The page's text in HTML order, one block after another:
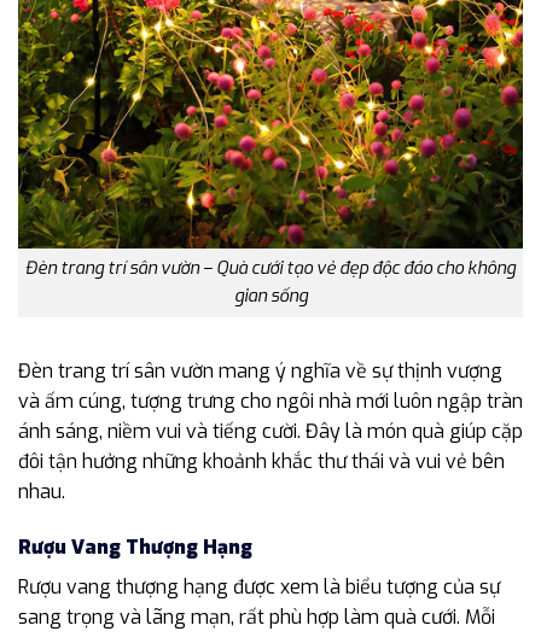
Đèn trang trí sân vườn – Quà cưới tạo vẻ đẹp độc đáo cho không
gian sống
Đèn trang trí sân vườn mang ý nghĩa về sự thịnh vượng
và ấm cúng, tượng trưng cho ngôi nhà mới luôn ngập tràn
ánh sáng, niềm vui và tiếng cười. Đây là món quà giúp cặp
đôi tận hưởng những khoảnh khắc thư thái và vui vẻ bên
nhau.
Rượu Vang Thượng Hạng
Rượu vang thượng hạng được xem là biểu tượng của sự
sang trọng và lãng mạn, rất phù hợp làm quà cưới. Mỗi